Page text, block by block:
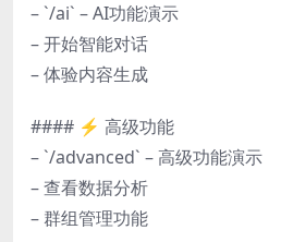
– `/ai` – AI功能演示
– 开始智能对话
– 体验内容生成
#### ⚡ 高级功能
– `/advanced` – 高级功能演示
– 查看数据分析
– 群组管理功能